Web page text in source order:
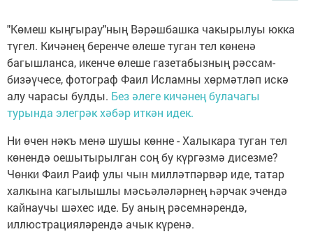
"Көмеш кыңгырау"ның Вәрәшбашка чакырылуы юкка
түгел. Кичәнең беренче өлеше туган тел көненә
багышланса, икенче өлеше газетабызның рәссам-
бизәүчесе, фотограф Фаил Исламны хөрмәтләп искә
алу чарасы булды. Без әлеге кичәнең булачагы
турында элегрәк хәбәр иткән идек.
Ни өчен нәкъ менә шушы көнне - Халыкара туган тел
көнендә оешытырылган соң бу күргәзмә дисезме?
Чөнки Фаил Раиф улы чын милләтпәрвәр иде, татар
халкына кагылышлы мәсьәләләрнең һәрчак эчендә
кайнаучы шәхес иде. Бу аның рәсемнәрендә,
иллюстрацияләрендә ачык күренә.